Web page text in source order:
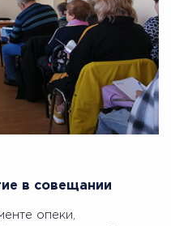
в совещании
опеки,